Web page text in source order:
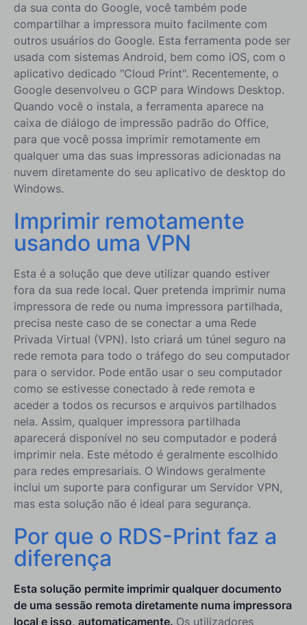
da sua conta do Google, você também pode
compartilhar a impressora muito facilmente com
outros usuários do Google. Esta ferramenta pode ser
usada com sistemas Android, bem como iOS, com o
aplicativo dedicado "Cloud Print". Recentemente, o
Google desenvolveu o GCP para Windows Desktop.
Quando você o instala, a ferramenta aparece na
caixa de diálogo de impressão padrão do Office,
para que você possa imprimir remotamente em
qualquer uma das suas impressoras adicionadas na
nuvem diretamente do seu aplicativo de desktop do
Windows.
Imprimir remotamente
usando uma VPN
Esta é a solução que deve utilizar quando estiver
fora da sua rede local. Quer pretenda imprimir numa
impressora de rede ou numa impressora partilhada,
precisa neste caso de se conectar a uma Rede
Privada Virtual (VPN). Isto criará um túnel seguro na
rede remota para todo o tráfego do seu computador
para o servidor. Pode então usar o seu computador
como se estivesse conectado à rede remota e
aceder a todos os recursos e arquivos partilhados
nela. Assim, qualquer impressora partilhada
aparecerá disponível no seu computador e poderá
imprimir nela. Este método é geralmente escolhido
para redes empresariais. O Windows geralmente
inclui um suporte para configurar um Servidor VPN,
mas esta solução não é ideal para segurança.
Por que o RDS-Print faz a
diferença
Esta solução permite imprimir qualquer documento
de uma sessão remota diretamente numa impressora
local e isso, automaticamente. Os utilizadores